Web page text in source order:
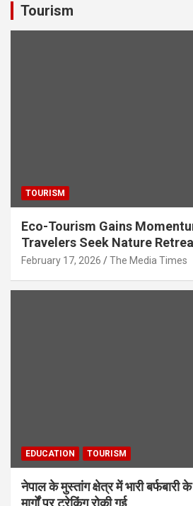
s
A o
n
a
Tourism
TOURISM
Eco-Tourism Gains
Travelers Seek Nature
February 17, 2026 The Media Times
EDUCATION TOURISM
नेपाल के मुस्तांग क्षेत्र में भारी
मार्गों पर ट्रेकिंग रोकी गई